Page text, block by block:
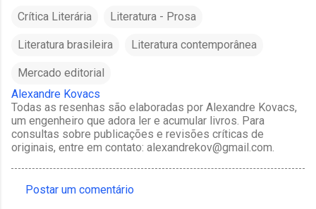
Crítica Literária Literatura - Prosa
Literatura brasileira Literatura contemporânea
Mercado editorial
Alexandre Kovacs
Todas as resenhas são elaboradas por Alexandre Kovacs,
um engenheiro que adora ler e acumular livros. Para
consultas sobre publicações e revisões críticas de
originais, entre em contato: alexandrekov@gmail.com.
Postar um comentário